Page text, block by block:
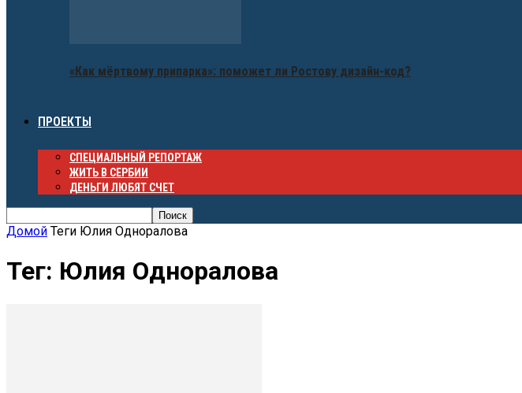
«Как мёртвому припарка»: поможет ли Ростову дизайн-код?
ПРОЕКТЫ
СПЕЦИАЛЬНЫЙ РЕПОРТАЖ
ЖИТЬ В СЕРБИИ
ДЕНЬГИ ЛЮБЯТ СЧЕТ
Домой Теги Юлия Одноралова
Тег: Юлия Одноралова